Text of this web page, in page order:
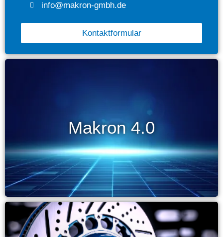
info@makron-gmbh.de
Kontaktformular
Makron 4.0